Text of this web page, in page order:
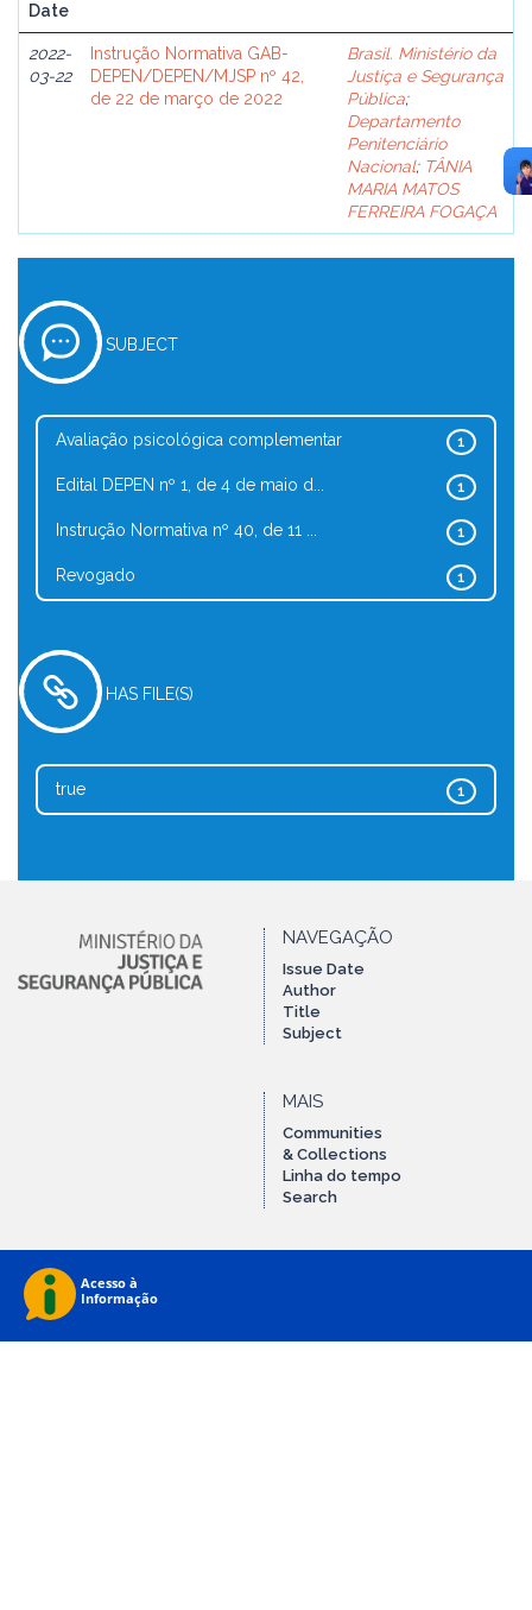
Date
2022-
03-22
Instrução Normativa GAB-
DEPEN/DEPEN/MJSP nº 42,
de 22 de março de 2022
Brasil. Ministério da
Justiça e Segurança
Pública;
Departamento
Penitenciário
Nacional; TÂNIA
MARIA MATOS
FERREIRA FOGAÇA
SUBJECT
1
Avaliação psicológica complementar
1
Edital DEPEN nº 1, de 4 de maio d...
1
Instrução Normativa nº 40, de 11 ...
1
Revogado
HAS FILE(S)
1
true
NAVEGAÇÃO
Issue Date
Author
Title
Subject
MAIS
Communities
& Collections
Linha do tempo
Search